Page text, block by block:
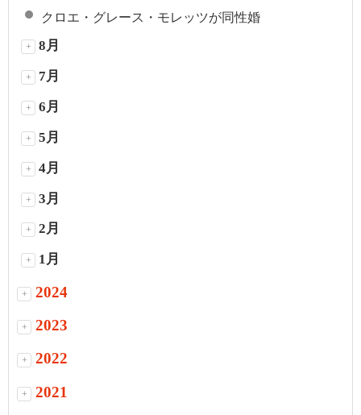
クロエ・グレース・モレッツが同性婚
+ 8月
+ 7月
+ 6月
+ 5月
+ 4月
+ 3月
+ 2月
+ 1月
+ 2024
+ 2023
+ 2022
+ 2021